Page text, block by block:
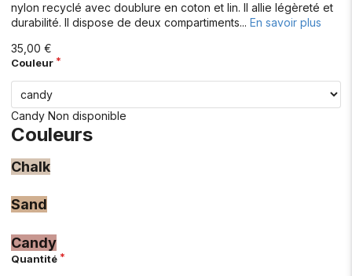
nylon recyclé avec doublure en coton et lin. Il allie légèreté et
durabilité. Il dispose de deux compartiments... En savoir plus
35,00 €
Couleur
Candy Non disponible
Couleurs
Chalk
Sand
Candy
Quantité